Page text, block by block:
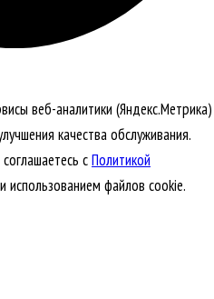
веб-аналитики (Яндекс.Метрика)
качества обслуживания.
сПолитикой
и использованием файлов cookie.